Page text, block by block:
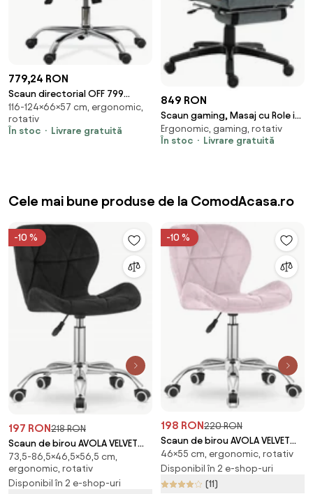
779,24 RON
Scaun directorial OFF 799
negru, rezistent 200 kg
116-124×66×57 cm, ergonomic,
rotativ
În stoc
Livrare gratuită
849 RON
Scaun gaming, Masaj cu Role in
perna lombara, Sistem
iluminare banda LED RGB, Boxe
Textil, Gri/Negru
Ergonomic, gaming, rotativ
În stoc
Livrare gratuită
Cele mai bune produse de la ComodAcasa.ro
-10 %
197 RON218 RON
Scaun de birou AVOLA VELVET
negru
73,5-86,5×46,5×56,5 cm,
ergonomic, rotativ
Disponibil în 2 e-shop-uri
-10 %
198 RON220 RON
Scaun de birou AVOLA VELVET
roz pudra
46×55 cm, ergonomic, rotativ
Disponibil în 2 e-shop-uri
(11)